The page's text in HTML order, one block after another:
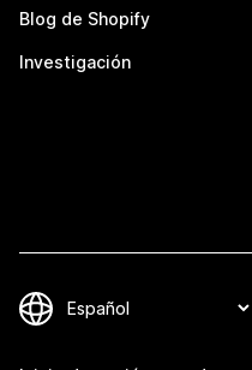
Blog de Shopify
Investigación